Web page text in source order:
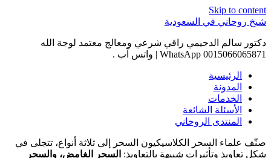
Skip to content
شيخ روحاني في السعودية
دكتور سالم الدحيمي راقي شرعي ومعالج معتمد لوجة الله
0015066065871 WhatsApp | واتس آب .
الرئيسية
المدونة
الخدمات
الأسئلة الشائعة
المنتدى الروحاني
صنّف علماء السحر الكلاسيكيون السحر إلى ثلاثة أنواع، تتجلى في
شكل تعاويذ وتأثيرات شبيهة بالتعاويذ: السحر الغامض، والسحر